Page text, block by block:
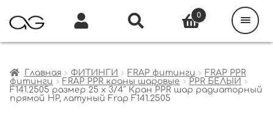
Главная ФИТИНГИ FRAP фитинги
FRAP PPR
фитинги
FRAP PPR краны шаровые
PPR БЕЛЫЙ
F141.2505 размер 25 x 3/4″ Кран PPR шар радиаторный
прямой НР, латуный Frap F141.2505
0